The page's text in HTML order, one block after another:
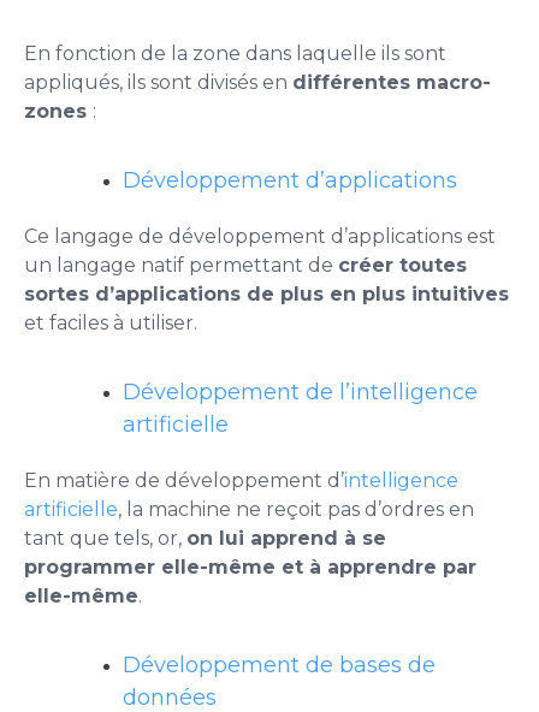
En fonction de la zone dans laquelle ils sont
appliqués, ils sont divisés en différentes macro-
zones :
Développement d’applications
Ce langage de développement d’applications est
un langage natif permettant de créer toutes
sortes d’applications de plus en plus intuitives
et faciles à utiliser.
Développement de l’intelligence
artificielle
En matière de développement d’intelligence
artificielle, la machine ne reçoit pas d’ordres en
tant que tels, or, on lui apprend à se
programmer elle-même et à apprendre par
elle-même.
Développement de bases de
données